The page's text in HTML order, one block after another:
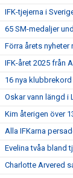
IFK-tjejerna i
65 SM-medaljer
Förra årets nyheter
IFK-året 2025 från
16 nya
Oskar vann längd i
Kim återigen över
Alla IFKarna
Evelina tvåa bland
Charlotte Arvered